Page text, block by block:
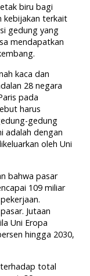
biru bagi
kebijakan terkait
gedung yang
mendapatkan
kaca dan
28 negara
pada
harus
gedung
adalah dengan
oleh Uni
bahwa pasar
109 miliar
Jutaan
Uni Eropa
hingga 2030,
total